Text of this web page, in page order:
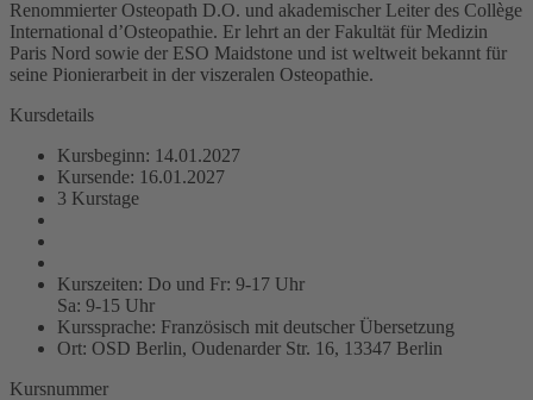
Renommierter Osteopath D.O. und akademischer Leiter des Collège
International d’Osteopathie. Er lehrt an der Fakultät für Medizin
Paris Nord sowie der ESO Maidstone und ist weltweit bekannt für
seine Pionierarbeit in der viszeralen Osteopathie.
Kursdetails
Kursbeginn: 14.01.2027
Kursende: 16.01.2027
3 Kurstage
Kurszeiten: Do und Fr: 9-17 Uhr
Sa: 9-15 Uhr
Kurssprache: Französisch mit deutscher Übersetzung
Ort: OSD Berlin, Oudenarder Str. 16, 13347 Berlin
Kursnummer